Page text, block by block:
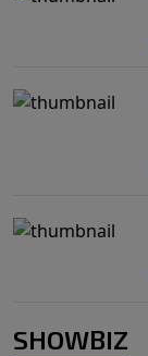
SHOWBIZ